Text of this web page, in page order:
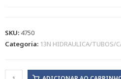
SKU: 4750
Categoria: 13N HIDRAULICA/TUBOS/